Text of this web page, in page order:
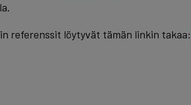
referenssit löytyvät tämän linkin takaa: